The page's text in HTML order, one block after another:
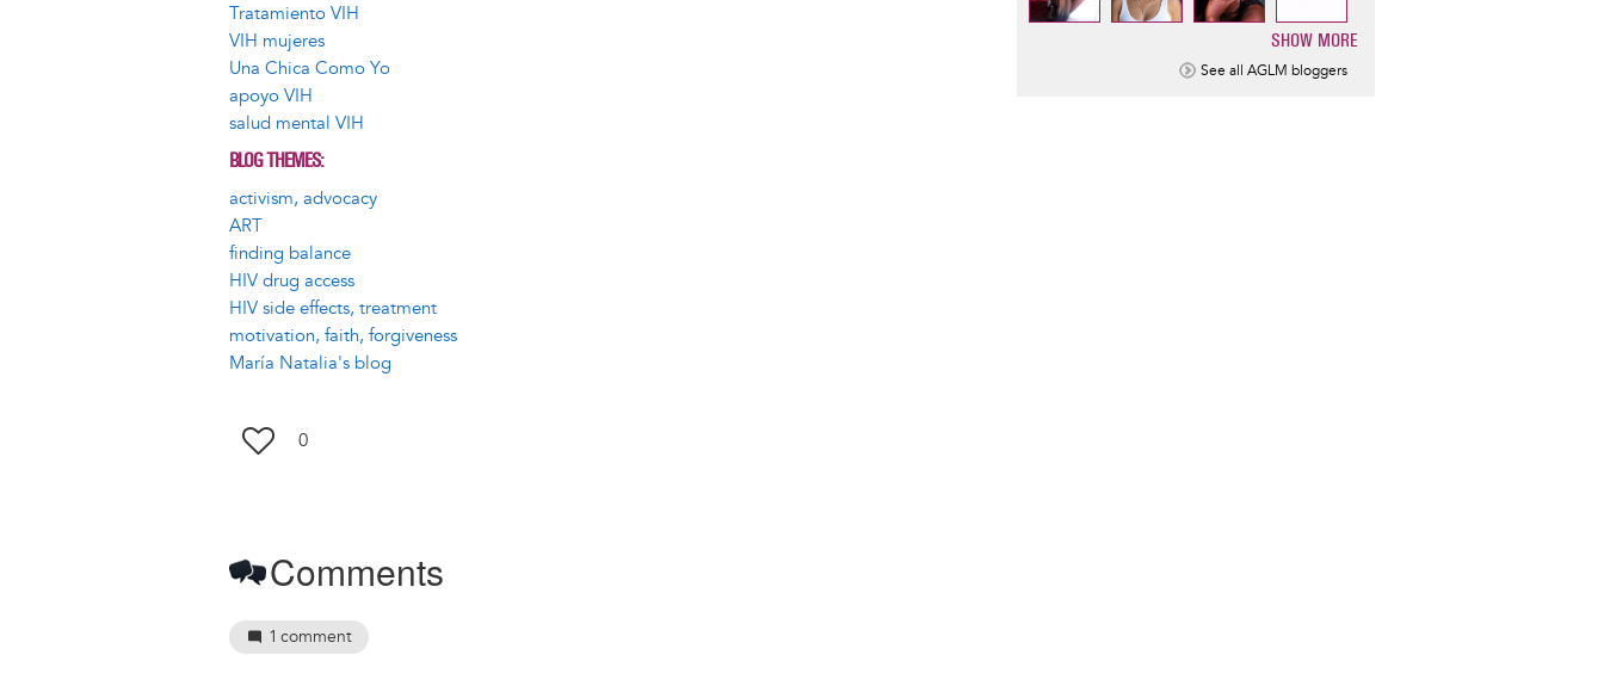
Tratamiento VIH
VIH mujeres
Una Chica Como Yo
apoyo VIH
salud mental VIH
BLOG THEMES
activism, advocacy
ART
finding balance
HIV drug access
HIV side effects, treatment
motivation, faith, forgiveness
María Natalia's blog
0
Comments
1 comment
SHOW MORE
See all AGLM bloggers